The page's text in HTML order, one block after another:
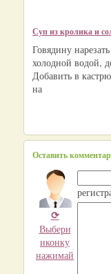
Суп из кролика и
Говядину
холодной водой,
Добавить в
на
Оставить
⟳
Выбери
иконку
нажимай